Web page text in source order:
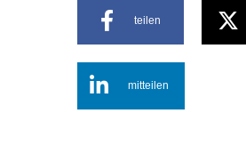
teilen
mitteilen